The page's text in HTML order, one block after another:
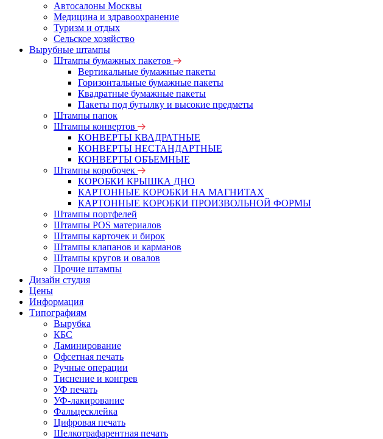
Автосалоны Москвы
Медицина и здравоохранение
Туризм и отдых
Сельское хозяйство
Вырубные штампы
Штампы бумажных пакетов
Вертикальные бумажные пакеты
Горизонтальные бумажные пакеты
Квадратные бумажные пакеты
Пакеты под бутылку и высокие предметы
Штампы папок
Штампы конвертов
КОНВЕРТЫ КВАДРАТНЫЕ
КОНВЕРТЫ НЕСТАНДАРТНЫЕ
КОНВЕРТЫ ОБЪЕМНЫЕ
Штампы коробочек
КОРОБКИ КРЫШКА ДНО
КАРТОННЫЕ КОРОБКИ НА МАГНИТАХ
КАРТОННЫЕ КОРОБКИ ПРОИЗВОЛЬНОЙ ФОРМЫ
Штампы портфелей
Штампы POS материалов
Штампы карточек и бирок
Штампы клапанов и карманов
Штампы кругов и овалов
Прочие штампы
Дизайн студия
Цены
Информация
Типографиям
Вырубка
КБС
Ламинирование
Офсетная печать
Ручные операции
Тиснение и конгрев
УФ печать
УФ-лакирование
Фальцесклейка
Цифровая печать
Шелкотрафарентная печать